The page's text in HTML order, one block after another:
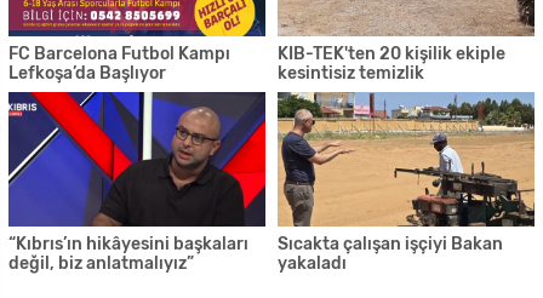
FC Barcelona Futbol Kampı
Lefkoşa’da Başlıyor
KIB-TEK'ten 20 kişilik ekiple
kesintisiz temizlik
“Kıbrıs’ın hikâyesini başkaları
değil, biz anlatmalıyız”
Sıcakta çalışan işçiyi Bakan
yakaladı